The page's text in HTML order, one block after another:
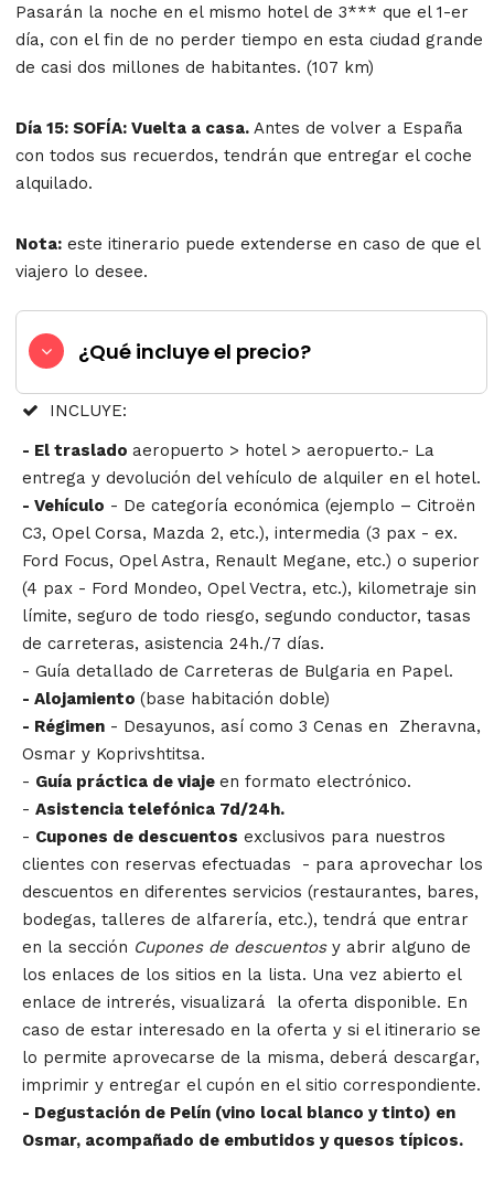
Pasarán la noche en el mismo hotel de 3*** que el 1-er
día, con el fin de no perder tiempo en esta ciudad grande
de casi dos millones de habitantes. (107 km)
Día 15: SOFÍA: Vuelta a casa. Antes de volver a España
con todos sus recuerdos, tendrán que entregar el coche
alquilado.
Nota: este itinerario puede extenderse en caso de que el
viajero lo desee.
¿Qué incluye el precio?
INCLUYE:
- El traslado aeropuerto > hotel > aeropuerto.- La
entrega y devolución del vehículo de alquiler en el hotel.
- Vehículo - De categoría económica (ejemplo – Citroën
C3, Opel Corsa, Mazda 2, etc.), intermedia (3 pax - ex.
Ford Focus, Opel Astra, Renault Megane, etc.) o superior
(4 pax - Ford Mondeo, Opel Vectra, etc.), kilometraje sin
límite, seguro de todo riesgo, segundo conductor, tasas
de carreteras, asistencia 24h./7 días.
- Guía detallado de Carreteras de Bulgaria en Papel.
- Alojamiento (base habitación doble)
- Régimen - Desayunos, así como 3 Cenas en Zheravna,
Osmar y Koprivshtitsa.
- Guía práctica de viaje en formato electrónico.
- Asistencia telefónica 7d/24h.
- Cupones de descuentos exclusivos para nuestros
clientes con reservas efectuadas - para aprovechar los
descuentos en diferentes servicios (restaurantes, bares,
bodegas, talleres de alfarería, etc.), tendrá que entrar
en la sección Cupones de descuentos y abrir alguno de
los enlaces de los sitios en la lista. Una vez abierto el
enlace de intrerés, visualizará la oferta disponible. En
caso de estar interesado en la oferta y si el itinerario se
lo permite aprovecarse de la misma, deberá descargar,
imprimir y entregar el cupón en el sitio correspondiente.
- Degustación de Pelín (vino local blanco y tinto) en
Osmar, acompañado de embutidos y quesos típicos.